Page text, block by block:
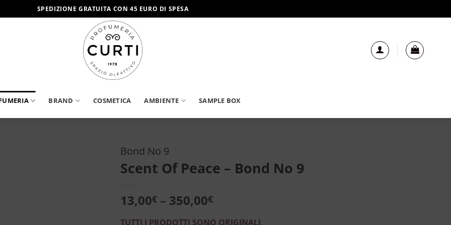
SPEDIZIONE GRATUITA CON 45 EURO DI SPESA
BRAND COSMETICA AMBIENTE SAMPLE BOX
Bond No 9
Scent Of Peace – Bond No 9
13,00€ – 350,00€
TUTTI I PRODOTTI SONO ORIGINALI.